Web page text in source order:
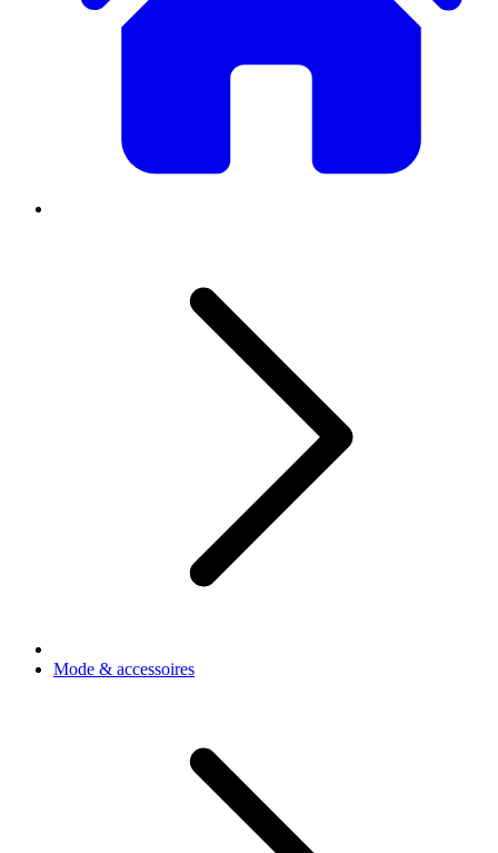
Mode & accessoires